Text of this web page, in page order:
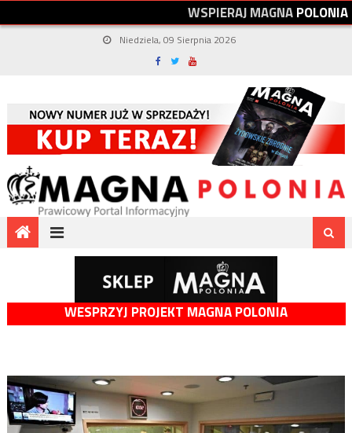
WSPIERAJMAGNAPOLONIA
Niedziela, 09 Sierpnia 2026
WESPRZYJ PROJEKT MAGNA POLONIA